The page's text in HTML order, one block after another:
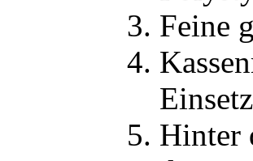
Feine
Hinter